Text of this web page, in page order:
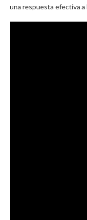
una respuesta efectiva a